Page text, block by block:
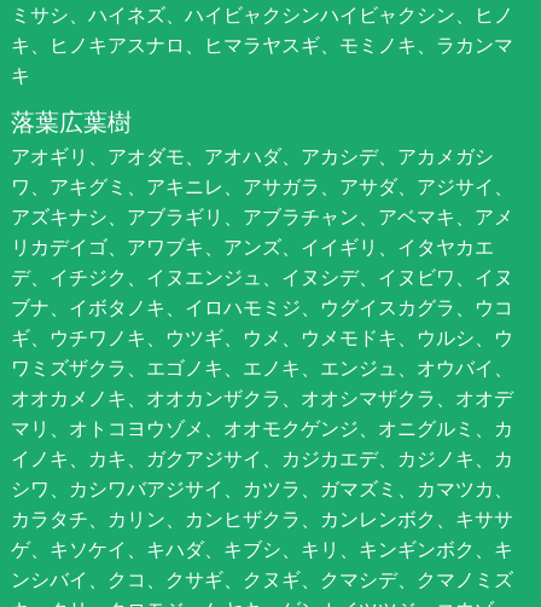
ミサシ、ハイネズ、ハイビャクシンハイビャクシン、ヒノ
キ、ヒノキアスナロ、ヒマラヤスギ、モミノキ、ラカンマ
キ
落葉広葉樹
アオギリ、アオダモ、アオハダ、アカシデ、アカメガシ
ワ、アキグミ、アキニレ、アサガラ、アサダ、アジサイ、
アズキナシ、アブラギリ、アブラチャン、アベマキ、アメ
リカデイゴ、アワブキ、アンズ、イイギリ、イタヤカエ
デ、イチジク、イヌエンジュ、イヌシデ、イヌビワ、イヌ
ブナ、イボタノキ、イロハモミジ、ウグイスカグラ、ウコ
ギ、ウチワノキ、ウツギ、ウメ、ウメモドキ、ウルシ、ウ
ワミズザクラ、エゴノキ、エノキ、エンジュ、オウバイ、
オオカメノキ、オオカンザクラ、オオシマザクラ、オオデ
マリ、オトコヨウゾメ、オオモクゲンジ、オニグルミ、カ
イノキ、カキ、ガクアジサイ、カジカエデ、カジノキ、カ
シワ、カシワバアジサイ、カツラ、ガマズミ、カマツカ、
カラタチ、カリン、カンヒザクラ、カンレンボク、キササ
ゲ、キソケイ、キハダ、キブシ、キリ、キンギンボク、キ
ンシバイ、クコ、クサギ、クヌギ、クマシデ、クマノミズ